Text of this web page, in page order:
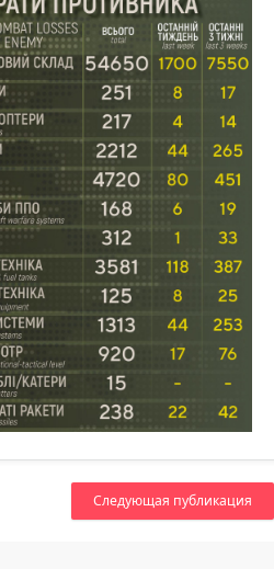
Следующая публикация